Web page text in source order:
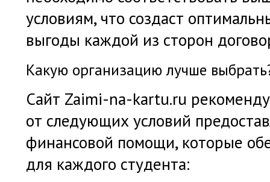
условиям, что создаст
выгоды каждой из сторон
Какую организацию лучше
Сайт Zaimi-na-kartu.ru
от следующих условий
финансовой помощи, которые
для каждого студента: